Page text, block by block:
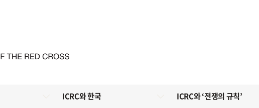
ICRC와 한국 ICRC와 ‘전쟁의 규칙’